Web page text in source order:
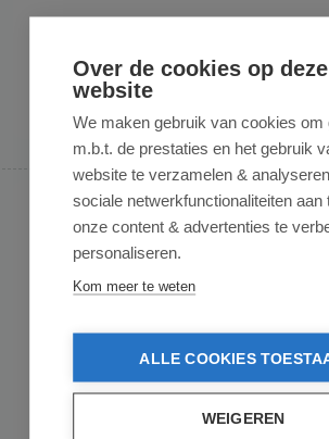
2 varianten beschikbaar
Details
Over de cookies op deze
website
We maken gebruik van cookies om
m.b.t. de prestaties en het gebruik
website te verzamelen &
sociale netwerkfunctionaliteiten aan
onze content & advertenties te
personaliseren.
Kom meer te weten
ALLE COOKIES
WEIGEREN